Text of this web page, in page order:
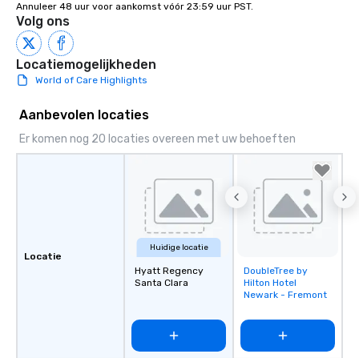
Annuleer 48 uur voor aankomst vóór 23:59 uur PST.
Volg ons
Locatiemogelijkheden
World of Care Highlights
Aanbevolen locaties
Er komen nog 20 locaties overeen met uw behoeften
Locatie
Huidige locatie
Hyatt Regency
Santa Clara
Removed from
favorites
DoubleTree by
Hilton Hotel
Newark - Fremont